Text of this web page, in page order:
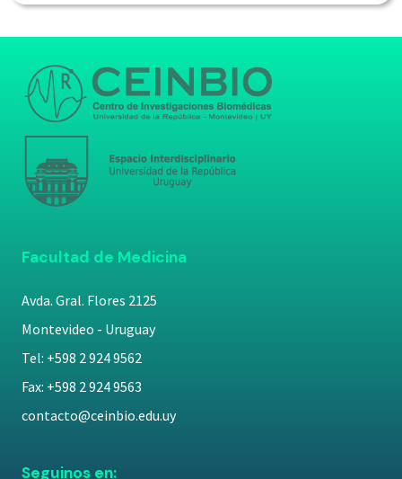
Facultad de Medicina
Avda. Gral. Flores 2125
Montevideo - Uruguay
Tel: +598 2 924 9562
Fax: +598 2 924 9563
contacto@ceinbio.edu.uy
Seguinos en: